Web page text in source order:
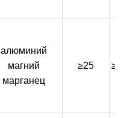
алюминий
магний
марганец
≥25